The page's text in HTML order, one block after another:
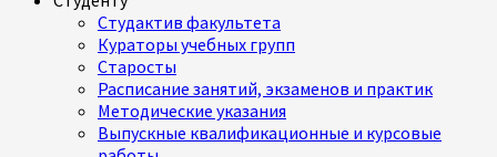
Студактив факультета
Кураторы учебных групп
Старосты
Расписание занятий, экзаменов и практик
Методические указания
Выпускные квалификационные и курсовые